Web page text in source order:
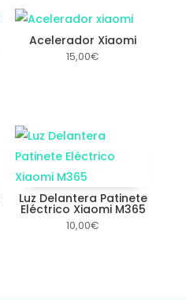
Acelerador Xiaomi
15,00€
Luz Delantera Patinete
Eléctrico Xiaomi M365
10,00€